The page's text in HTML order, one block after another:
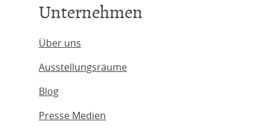
Unternehmen
Über uns
Ausstellungsräume
Blog
Presse Medien